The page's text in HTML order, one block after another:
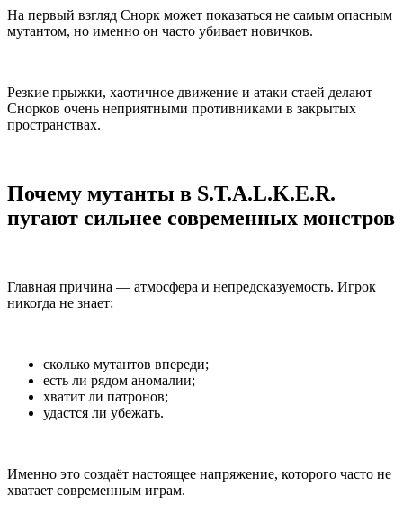
На первый взгляд Снорк может показаться не самым опасным
мутантом, но именно он часто убивает новичков.
Резкие прыжки, хаотичное движение и атаки стаей делают
Снорков очень неприятными противниками в закрытых
пространствах.
Почему мутанты в S.T.A.L.K.E.R.
пугают сильнее современных монстров
Главная причина — атмосфера и непредсказуемость. Игрок
никогда не знает:
сколько мутантов впереди;
есть ли рядом аномалии;
хватит ли патронов;
удастся ли убежать.
Именно это создаёт настоящее напряжение, которого часто не
хватает современным играм.